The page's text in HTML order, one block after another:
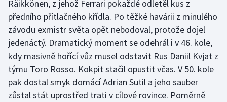
Räikkönen, z jehož Ferrari pokaždé odletěl kus z
předního přítlačného křídla. Po těžké havárii z minulého
závodu exmistr světa opět nebodoval, protože dojel
jedenáctý. Dramatický moment se odehrál i v 46. kole,
kdy masivně hořící vůz musel odstavit Rus Daniil Kvjat z
týmu Toro Rosso. Kokpit stačil opustit včas. V 50. kole
pak dostal smyk domácí Adrian Sutil a jeho sauber
zůstal stát uprostřed trati v cílové rovince. Poměrně